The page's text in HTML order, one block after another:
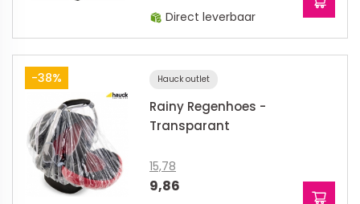
Direct leverbaar
-38% Hauck outlet
Rainy Regenhoes -
Transparant
15,78
9,86